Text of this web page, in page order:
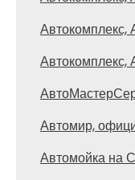
Автокомплекс,
Автокомплекс,
Автомир,
Автомойка на